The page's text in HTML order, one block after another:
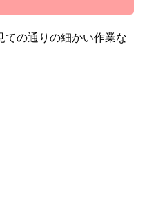
ての通りの細かい作業な